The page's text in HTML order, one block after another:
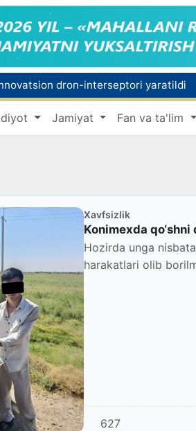
dron-interseptori yaratildi
«Prezident Administratsiyasi toʻgʻrisida»gi konstitutsiyaviy qonun Senatga yuborildi
va yo‘nalish tanlash yakunlanadi
insonlar taqdiri
Jamiyat Fan va ta'lim
Xavfsizlik
Konimexda
Hozirda unga
harakatlari olib
627